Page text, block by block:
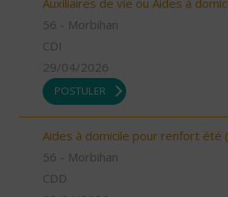
56 - Morbihan
CDI
29/04/2026
POSTULER
Aides à domicile pour renfort été
56 - Morbihan
CDD